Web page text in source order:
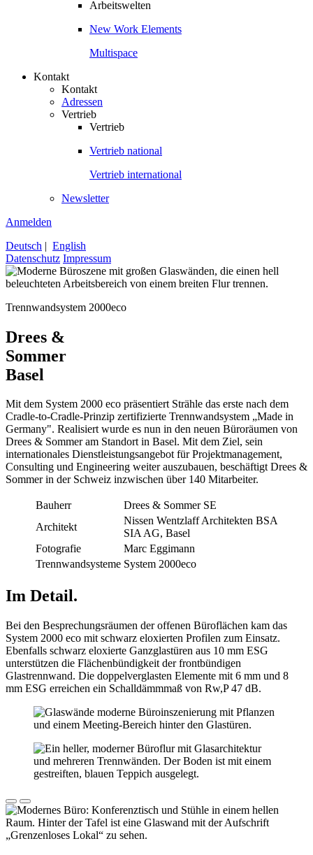
Arbeitswelten
New Work Elements
Multispace
Kontakt
Kontakt
Adressen
Vertrieb
Vertrieb
Vertrieb national
Vertrieb international
Newsletter
Anmelden
Deutsch | English
Datenschutz Impressum
Trennwandsystem 2000eco
Drees &
Sommer
Basel
Mit dem System 2000 eco präsentiert Strähle das erste nach dem
Cradle-to-Cradle-Prinzip zertifizierte Trennwandsystem „Made in
Germany". Realisiert wurde es nun in den neuen Büroräumen von
Drees & Sommer am Standort in Basel. Mit dem Ziel, sein
internationales Dienstleistungsangebot für Projektmanagement,
Consulting und Engineering weiter auszubauen, beschäftigt Drees &
Sommer in der Schweiz inzwischen über 140 Mitarbeiter.
Bauherr
Drees & Sommer SE
Architekt
Nissen Wentzlaff Architekten BSA
SIA AG, Basel
Fotografie
Marc Eggimann
Trennwandsysteme System 2000eco
Im Detail.
Bei den Besprechungsräumen der offenen Büroflächen kam das
System 2000 eco mit schwarz eloxierten Profilen zum Einsatz.
Ebenfalls schwarz eloxierte Ganzglastüren aus 10 mm ESG
unterstützen die Flächenbündigkeit der frontbündigen
Glastrennwand. Die doppelverglasten Elemente mit 6 mm und 8
mm ESG erreichen ein Schalldämmmaß von Rw,P 47 dB.